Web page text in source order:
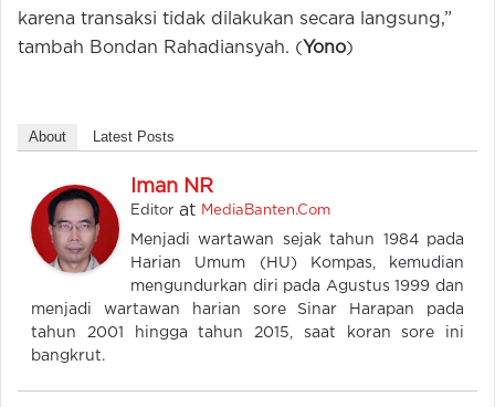
karena transaksi tidak dilakukan secara langsung,”
tambah Bondan Rahadiansyah. ( Yono)
About Latest Posts
Iman NR
Editor at MediaBanten.Com
Menjadi wartawan sejak tahun 1984 pada
Harian Umum (HU) Kompas, kemudian
mengundurkan diri pada Agustus 1999 dan
menjadi wartawan harian sore Sinar Harapan pada
tahun 2001 hingga tahun 2015, saat koran sore ini
bangkrut.